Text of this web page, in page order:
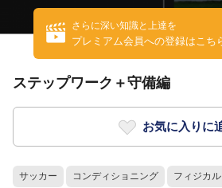
さらに深い知識と上達を
プレミアム会員への登録はこち
ステップワーク＋守備編
お気に入りに
サッカー コンディショニング フィジカ